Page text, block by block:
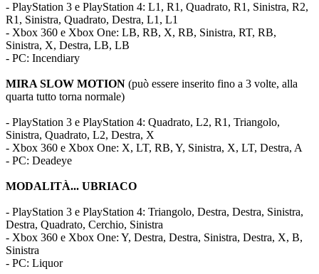
- PlayStation 3 e PlayStation 4: L1, R1, Quadrato, R1, Sinistra, R2,
R1, Sinistra, Quadrato, Destra, L1, L1
- Xbox 360 e Xbox One: LB, RB, X, RB, Sinistra, RT, RB,
Sinistra, X, Destra, LB, LB
- PC: Incendiary
MIRA SLOW MOTION (può essere inserito fino a 3 volte, alla
quarta tutto torna normale)
- PlayStation 3 e PlayStation 4: Quadrato, L2, R1, Triangolo,
Sinistra, Quadrato, L2, Destra, X
- Xbox 360 e Xbox One: X, LT, RB, Y, Sinistra, X, LT, Destra, A
- PC: Deadeye
MODALITÀ... UBRIACO
- PlayStation 3 e PlayStation 4: Triangolo, Destra, Destra, Sinistra,
Destra, Quadrato, Cerchio, Sinistra
- Xbox 360 e Xbox One: Y, Destra, Destra, Sinistra, Destra, X, B,
Sinistra
- PC: Liquor